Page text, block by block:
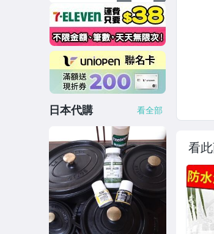
看
日本代購 看全部